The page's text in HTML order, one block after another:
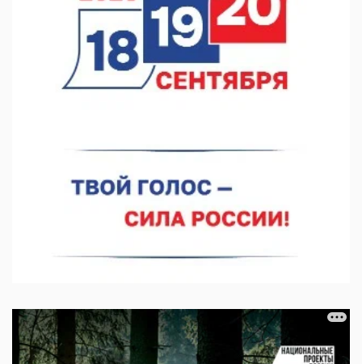
В Нижнем Новгороде прошло совещание Росгвардии
07.08.2026 12:04